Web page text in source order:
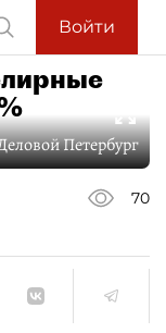
Войти
Петербург
70